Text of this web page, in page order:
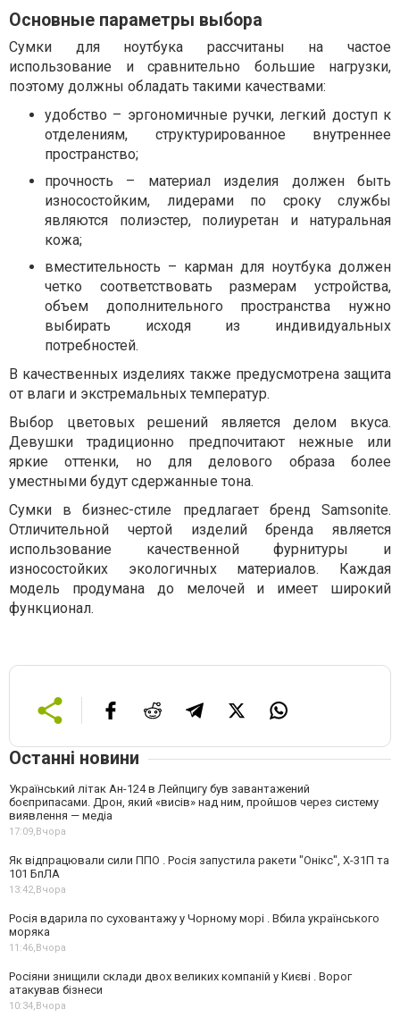
Основные параметры выбора
Сумки для ноутбука рассчитаны на частое
использование и сравнительно большие нагрузки,
поэтому должны обладать такими качествами:
удобство – эргономичные ручки, легкий доступ к
отделениям, структурированное внутреннее
пространство;
прочность – материал изделия должен быть
износостойким, лидерами по сроку службы
являются полиэстер, полиуретан и натуральная
кожа;
вместительность – карман для ноутбука должен
четко соответствовать размерам устройства,
объем дополнительного пространства нужно
выбирать исходя из индивидуальных
потребностей.
В качественных изделиях также предусмотрена защита
от влаги и экстремальных температур.
Выбор цветовых решений является делом вкуса.
Девушки традиционно предпочитают нежные или
яркие оттенки, но для делового образа более
уместными будут сдержанные тона.
Сумки в бизнес-стиле предлагает бренд Samsonite.
Отличительной чертой изделий бренда является
использование качественной фурнитуры и
износостойких экологичных материалов. Каждая
модель продумана до мелочей и имеет широкий
функционал.
Останні новини
Український літак Ан-124 в Лейпцигу був завантажений
боєприпасами. Дрон, який «висів» над ним, пройшов через систему
виявлення — медіа
17:09, Вчора
Як відпрацювали сили ППО . Росія запустила ракети "Онікс", Х-31П та
101 БпЛА
13:42, Вчора
Росія вдарила по суховантажу у Чорному морі . Вбила українського
моряка
11:46, Вчора
Росіяни знищили склади двох великих компаній у Києві . Ворог
атакував бізнеси
10:34, Вчора